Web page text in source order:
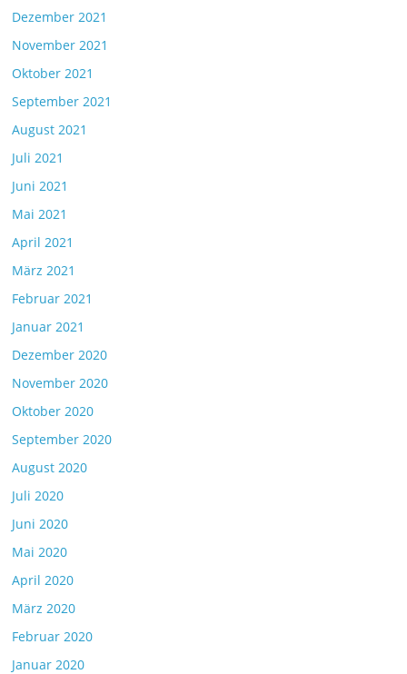
Dezember 2021
November 2021
Oktober 2021
September 2021
August 2021
Juli 2021
Juni 2021
Mai 2021
April 2021
März 2021
Februar 2021
Januar 2021
Dezember 2020
November 2020
Oktober 2020
September 2020
August 2020
Juli 2020
Juni 2020
Mai 2020
April 2020
März 2020
Februar 2020
Januar 2020